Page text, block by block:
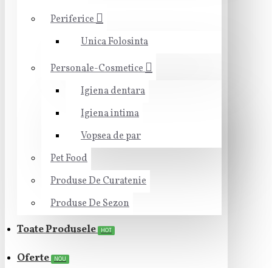
Periferice
Unica Folosinta
Personale-Cosmetice
Igiena dentara
Igiena intima
Vopsea de par
Pet Food
Produse De Curatenie
Produse De Sezon
Toate Produsele HOT
Oferte NOU